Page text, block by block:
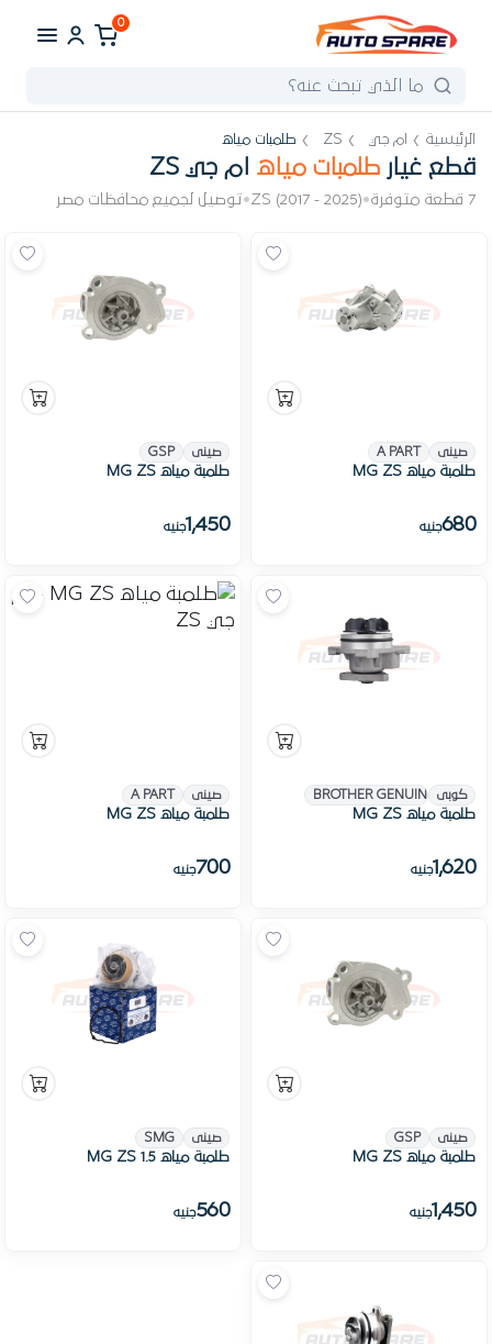
0
الرئيسية ام جي ZS طلمبات مياه
قطع غيار طلمبات مياه ام جي ZS
7 قطعة متوفرة •
ZS (2017 - 2025)
•توصيل لجميع محافظات مصر
صينى A PART
طلمبة مياه MG ZS
680جنيه
صينى GSP
طلمبة مياه MG ZS
1,450جنيه
كوبى
BROTHER GENUINE PARTS
طلمبة مياه MG ZS
1,620جنيه
صينى A PART
طلمبة مياه MG ZS
700جنيه
صينى GSP
طلمبة مياه MG ZS
1,450جنيه
صينى SMG
طلمبة مياه MG ZS 1.5
560جنيه